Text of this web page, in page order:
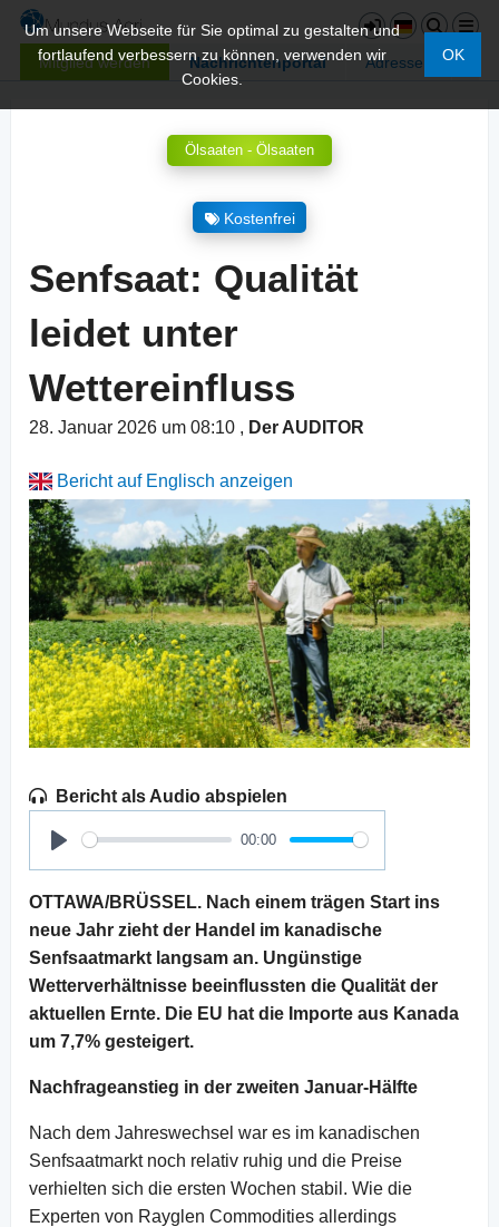
Mitglied werden Nachrichtenportal Adressen
Um unsere Webseite für Sie optimal zu gestalten und
fortlaufend verbessern zu können, verwenden wir
Cookies.
OK
Ölsaaten - Ölsaaten
Kostenfrei
Senfsaat: Qualität
leidet unter
Wettereinfluss
28. Januar 2026 um 08:10 , Der AUDITOR
Bericht auf Englisch anzeigen
Bericht als Audio abspielen
Play
00:00
OTTAWA/BRÜSSEL. Nach einem trägen Start ins
neue Jahr zieht der Handel im kanadische
Senfsaatmarkt langsam an. Ungünstige
Wetterverhältnisse beeinflussten die Qualität der
aktuellen Ernte. Die EU hat die Importe aus Kanada
um 7,7% gesteigert.
Nachfrageanstieg in der zweiten Januar-Hälfte
Nach dem Jahreswechsel war es im kanadischen
Senfsaatmarkt noch relativ ruhig und die Preise
verhielten sich die ersten Wochen stabil. Wie die
Experten von Rayglen Commodities allerdings